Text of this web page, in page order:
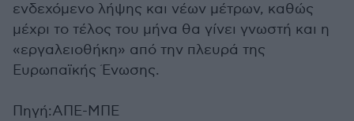
ενδεχόμενο λήψης και νέων μέτρων, καθώς
μέχρι το τέλος του μήνα θα γίνει γνωστή και η
«εργαλειοθήκη» από την πλευρά της
Ευρωπαϊκής Ένωσης.
Πηγή:ΑΠΕ-ΜΠΕ